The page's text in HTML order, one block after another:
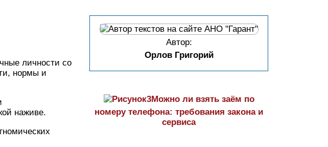
личности со
нормы и
наживе.
Автор:
Орлов Григорий
Можно ли взять заём по
номеру телефона: требования закона и
сервиса